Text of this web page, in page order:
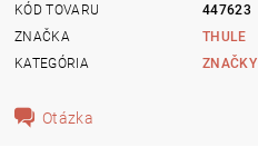
KÓD TOVARU
447623
ZNAČKA
THULE
KATEGÓRIA
ZNAČKY
Otázka